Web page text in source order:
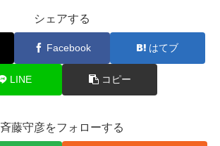
シェアする
Facebook はてブ
LINE コピー
斉藤守彦をフォローする